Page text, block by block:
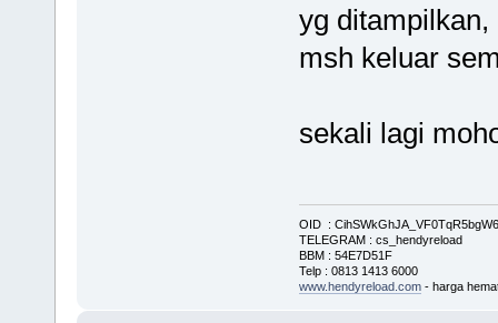
yg
msh keluar
sekali lagi
OID :
TELEGRAM : cs_hendyreload
BBM : 54E7D51F
Telp : 0813 1413 6000
www.hendyreload.com- harga